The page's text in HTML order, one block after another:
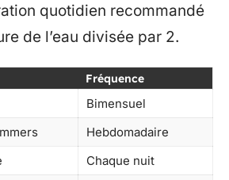
quotidien recommandé
de l’eau divisée par 2.
Fréquence
Bimensuel
Hebdomadaire
Chaque nuit